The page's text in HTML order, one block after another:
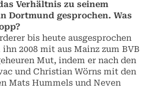
Verhältnis zu seinem
Dortmund gesprochen. Was
bis heute ausgesprochen
2008 mit aus Mainz zum BVB
Mut, indem er nach den
und Christian Wörns mit den
Mats Hummels und Neven